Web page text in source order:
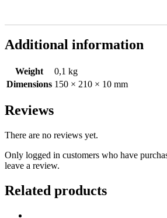
Additional information
Weight
0,1 kg
Dimensions 150 × 210 × 10 mm
Reviews
There are no reviews yet.
Only logged in customers who have
leave a review.
Related products